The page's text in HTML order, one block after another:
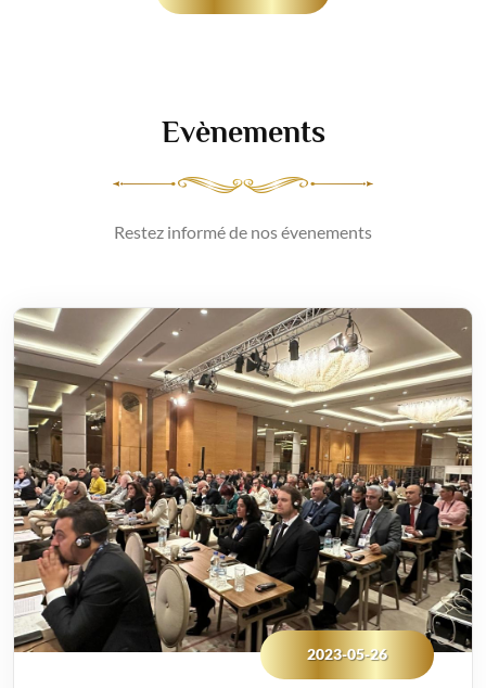
Evènements
Restez informé de nos évenements
2023-05-26